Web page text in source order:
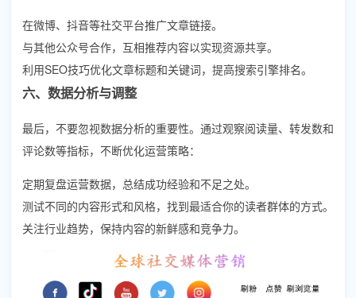
在微博、抖音等社交平台推广文章链接。
与其他公众号合作，互相推荐内容以实现资源共享。
利用SEO技巧优化文章标题和关键词，提高搜索引擎排名。
六、数据分析与调整
最后，不要忽视数据分析的重要性。通过观察阅读量、转发数和
评论数等指标，不断优化运营策略：
定期复盘运营数据，总结成功经验和不足之处。
测试不同的内容形式和风格，找到最适合你的读者群体的方式。
关注行业趋势，保持内容的新鲜感和竞争力。